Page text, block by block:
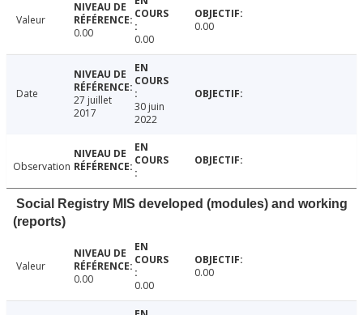
Valeur
0.00
0.00
0.00
Date
27 juillet
2017
30 juin
2022
Observation
Social Registry MIS developed (modules) and working
(reports)
Valeur
0.00
0.00
0.00